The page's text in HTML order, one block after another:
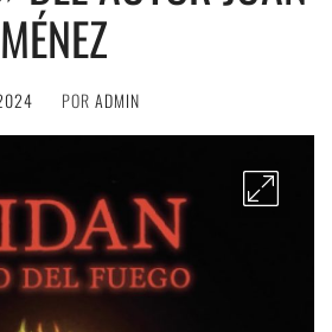
POR ADMIN